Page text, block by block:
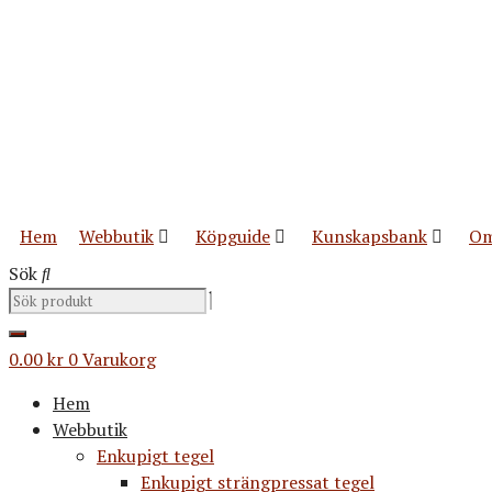
Hem Webbutik Köpguide Kunskapsbank
Sök
0.00kr 0Varukorg
Hem
Webbutik
Enkupigt tegel
Enkupigt strängpressat tegel